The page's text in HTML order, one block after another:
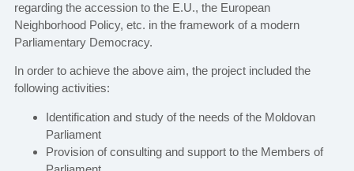
regarding the accession to the E.U., the European
Neighborhood Policy, etc. in the framework of a modern
Parliamentary Democracy.
In order to achieve the above aim, the project included the
following activities:
Identification and study of the needs of the Moldovan
Parliament
Provision of consulting and support to the Members of